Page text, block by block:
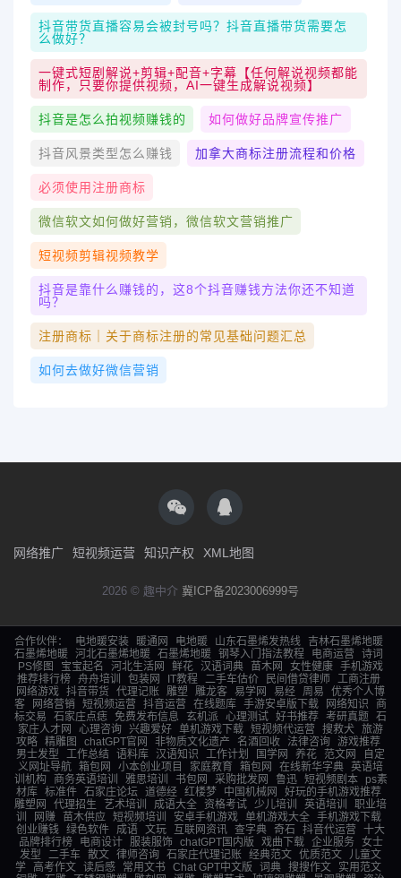
抖音带货直播容易会被封号吗？抖音直播带货需要怎
么做好？
一键式短剧解说+剪辑+配音+字幕【任何解说视频都能
制作，只要你提供视频，AI一键生成解说视频】
抖音是怎么拍视频赚钱的 如何做好品牌宣传推广
抖音风景类型怎么赚钱 加拿大商标注册流程和价格
必须使用注册商标
微信软文如何做好营销，微信软文营销推广
短视频剪辑视频教学
抖音是靠什么赚钱的，这8个抖音赚钱方法你还不知道
吗？
注册商标｜关于商标注册的常见基础问题汇总
如何去做好微信营销
网络推广 短视频运营 知识产权 XML地图
2026 © 趣中介 冀ICP备2023006999号
合作伙伴： 电地暖安装 暖通网 电地暖 山东石墨烯发热线
吉林石墨烯地暖
石墨烯地暖
河北石墨烯地暖 石墨烯地暖 钢琴入门指法教程 电商运营
诗词
PS修图
宝宝起名 河北生活网 鲜花 汉语词典 苗木网 女性健康 手机游戏
推荐排行榜
舟舟培训 包装网 IT教程 二手车估价 民间借贷律师
工商注册
网络游戏 抖音带货 代理记账 雕塑 雕龙客 易学网 易经 周易
优秀个人博
客
网络营销 短视频运营 抖音运营 在线题库 手游安卓版下载 网络知识
商
标交易
石家庄点痣 免费发布信息 玄机派 心理测试 好书推荐 考研真题 石
家庄人才网
心理咨询 兴趣爱好 单机游戏下载 短视频代运营 搜救犬 旅游
攻略 精雕图 chatGPT官网 非物质文化遗产 名酒回收 法律咨询 游戏推荐
男士发型
工作总结 语料库 汉语知识 工作计划 国学网 养花 范文网
自定
义网址导航 箱包网 小本创业项目 家庭教育 箱包网 在线新华字典 英语培
训机构
商务英语培训 雅思培训 书包网 采购批发网 鲁迅 短视频剧本
ps素
材库
标准件 石家庄论坛 道德经 红楼梦 中国机械网
好玩的手机游戏推荐
雕塑网
代理招生 艺术培训 成语大全 资格考试 少儿培训 英语培训
职业培
训
网赚 苗木供应 短视频培训 安卓手机游戏 单机游戏大全
手机游戏下载
创业赚钱 绿色软件 成语 文玩 互联网资讯 查字典 奇石 抖音代运营 十大
品牌排行榜
电商设计 服装服饰 chatGPT国内版 戏曲下载 企业服务
女士
发型
二手车 散文 律师咨询 石家庄代理记账 经典范文 优质范文
儿童文
学 高考作文 读后感 常用文书 Chat GPT中文版 词典 搜搜作文
实用范文